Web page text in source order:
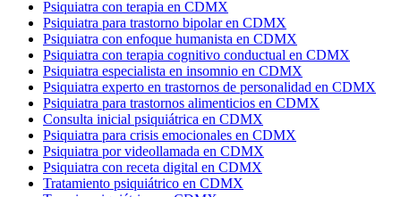
Psiquiatra con terapia en CDMX
Psiquiatra para trastorno bipolar en CDMX
Psiquiatra con enfoque humanista en CDMX
Psiquiatra con terapia cognitivo conductual en CDMX
Psiquiatra especialista en insomnio en CDMX
Psiquiatra experto en trastornos de personalidad en CDMX
Psiquiatra para trastornos alimenticios en CDMX
Consulta inicial psiquiátrica en CDMX
Psiquiatra para crisis emocionales en CDMX
Psiquiatra por videollamada en CDMX
Psiquiatra con receta digital en CDMX
Tratamiento psiquiátrico en CDMX